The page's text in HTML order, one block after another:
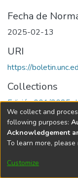
Fecha de
2025-02-13
URI
https://
Collections
Edición 001/2025
We collect and
following purposes:
Acknowledgement
To learn more, please
Customize